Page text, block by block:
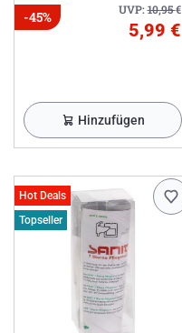
UVP:10,95€
-45%
5,99 €
Hinzufügen
Hot Deals
Topseller